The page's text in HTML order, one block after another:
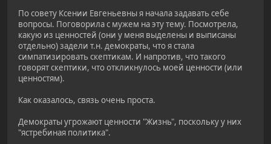
По совету Ксении Евгеньевны я начала задавать себе
вопросы. Поговорила с мужем на эту тему. Посмотрела,
какую из ценностей (они у меня выделены и выписаны
отдельно) задели т.н. демократы, что я стала
симпатизировать скептикам. И напротив, что такого
говорят скептики, что откликнулось моей ценности (или
ценностям).
Как оказалось, связь очень проста.
Демократы угрожают ценности "Жизнь", поскольку у них
"ястребиная политика".